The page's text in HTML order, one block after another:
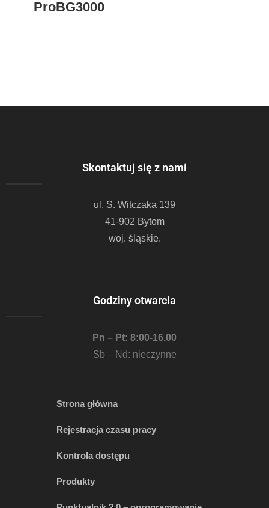
ProBG3000
Skontaktuj się z nami
ul. S. Witczaka 139
41-902 Bytom
woj. śląskie.
Godziny otwarcia
Pn – Pt: 8:00-16.00
Sb – Nd: nieczynne
Strona główna
Rejestracja czasu pracy
Kontrola dostępu
Produkty